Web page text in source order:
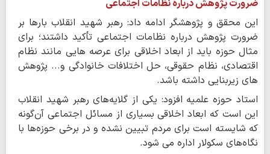
ضرورت پژوهش درباره نظامات اجتماعی
این محقق و پژوهشگر ادامه داد: رهبر شهید انقلاب بارها بر
ضرورت پژوهش درباره نظامات اجتماعی تأکید داشتند؛ برای
مثال حوزه باید از ابعاد اخلاقی برای عرصه هایی مانند نظام
اقتصادی، نظام حقوقی، حل اختلافات خانوادگی و... پژوهش
های زیربنایی داشته باشد.
استاد حوزه علمیه افزود: یکی از گلایه‌های رهبر شهید انقلاب
این است که ابعاد اخلاقی بسیاری از مسائل اجتماعی آن‌گونه
که شایسته است برای مردم تبیین نشده و در برخی حوزه‌ها با
نگاه‌های سکولار اداره می شود.